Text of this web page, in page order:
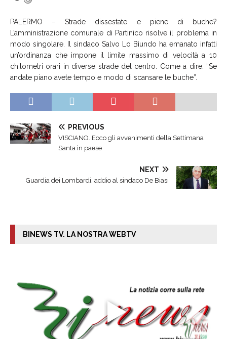
PALERMO – Strade dissestate e piene di buche?
L’amministrazione comunale di Partinico risolve il problema in
modo singolare. Il sindaco Salvo Lo Biundo ha emanato infatti
un’ordinanza che impone il limite massimo di velocità a 10
chilometri orari in diverse strade del centro. Come a dire: “Se
andate piano avete tempo e modo di scansare le buche”.
PREVIOUS
VISCIANO. Ecco gli avvenimenti della Settimana
Santa in paese
NEXT
Guardia dei Lombardi, addio al sindaco De Biasi
BINEWS TV. LA NOSTRA WEBTV